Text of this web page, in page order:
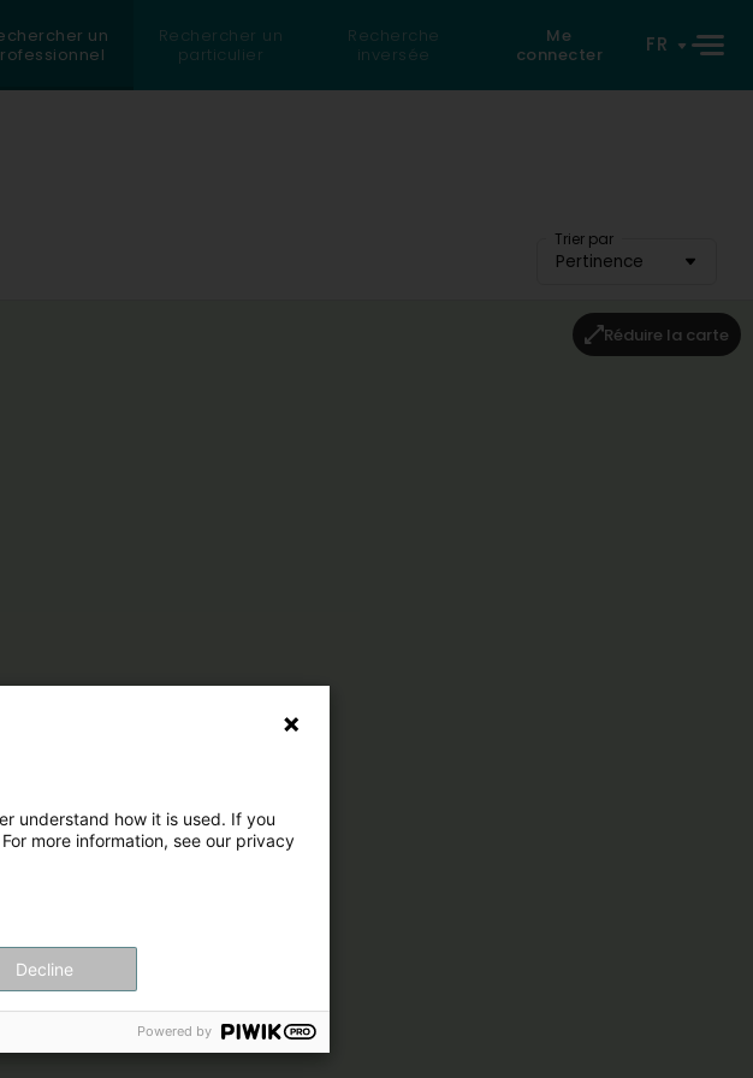
un
Rechercher un
particulier
Recherche
inversée
Me
connecter
FR
Trier par
Pertinence
Réduire la carte
understand how it is used. If you
more information, see our privacy
Decline
Powered by